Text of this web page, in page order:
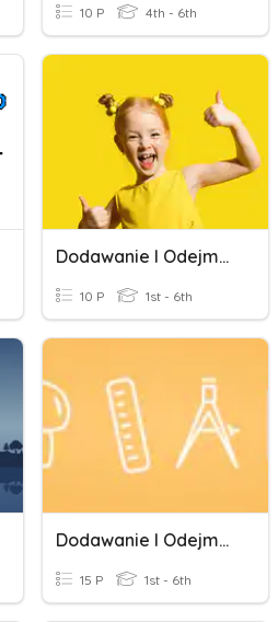
10 P 4th - 6th
Dodawanie I Odejmowanie
10 P 1st - 6th
Dodawanie I Odejmowanie Liczb Całkowitych
15 P 1st - 6th